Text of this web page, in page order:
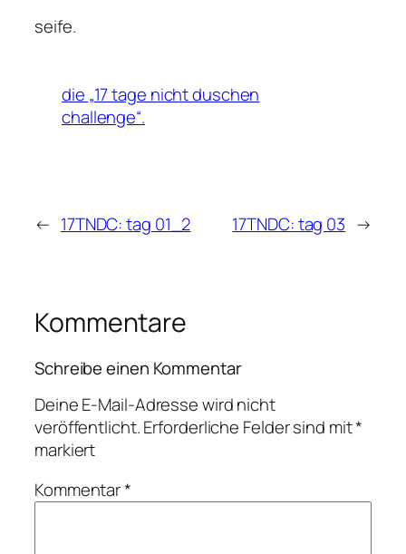
seife.
die „17 tage nicht duschen
challenge“.
← 17TNDC: tag 01_2 17TNDC: tag 03 →
Kommentare
Schreibe einen Kommentar
Deine E-Mail-Adresse wird nicht
veröffentlicht.Erforderliche Felder sind mit*
markiert
Kommentar*